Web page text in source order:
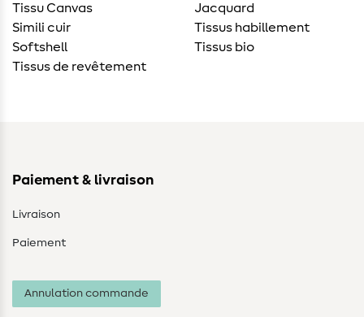
Tissu Canvas
Simili cuir
Softshell
Tissus de revêtement
Jacquard
Tissus habillement
Tissus bio
Paiement & livraison
Livraison
Paiement
Annulation commande